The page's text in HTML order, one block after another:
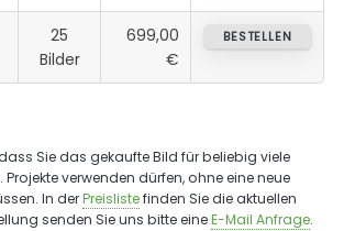
25
Bilder
699,00
€
BESTELLEN
Sie das gekaufte Bild für beliebig viele
verwenden dürfen, ohne eine neue
In derPreislistefinden Sie die aktuellen
senden Sie uns bitte eineE-Mail Anfrage.